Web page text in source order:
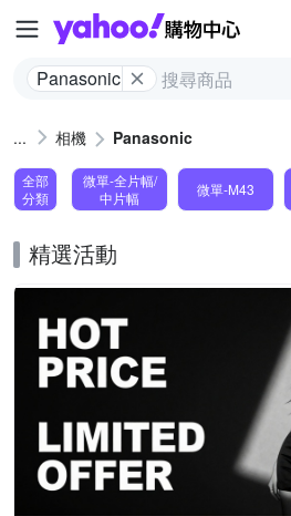
Panasonic
相機 Panasonic
全部
分類
微單-全片幅/
中片幅
微單-M43
精選活動